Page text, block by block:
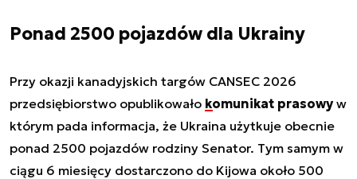
Ponad 2500 pojazdów dla Ukrainy
Przy okazji kanadyjskich targów CANSEC 2026
przedsiębiorstwo opublikowało komunikat prasowyw
którym pada informacja, że Ukraina użytkuje obecnie
ponad 2500 pojazdów rodziny Senator. Tym samym w
ciągu 6 miesięcy dostarczono do Kijowa około 500